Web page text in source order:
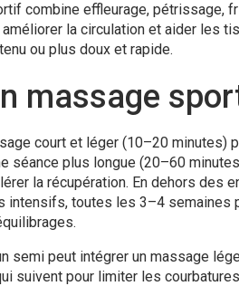
combine effleurage, pétrissage,
la circulation et aider les
ou plus doux et rapide.
massage
court et léger (10–20
séance plus longue (20–60
la récupération. En dehors des
intensifs, toutes les 3–4
semi peut intégrer un massage
suivent pour limiter les